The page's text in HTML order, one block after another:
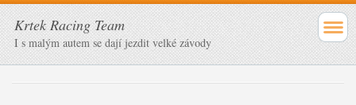
Krtek Racing Team
I s malým autem se dají jezdit velké závody